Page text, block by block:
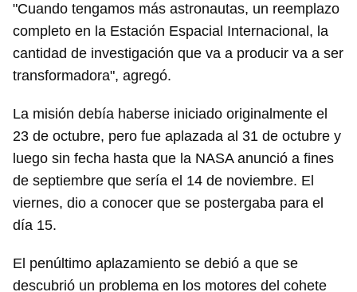
iniciar sesión con tu cuenta de 14ymedio.
"Cuando tengamos más astronautas, un reemplazo
completo en la Estación Espacial Internacional, la
cantidad de investigación que va a producir va a ser
transformadora", agregó.
La misión debía haberse iniciado originalmente el
23 de octubre, pero fue aplazada al 31 de octubre y
luego sin fecha hasta que la NASA anunció a fines
de septiembre que sería el 14 de noviembre. El
viernes, dio a conocer que se postergaba para el
día 15.
El penúltimo aplazamiento se debió a que se
descubrió un problema en los motores del cohete